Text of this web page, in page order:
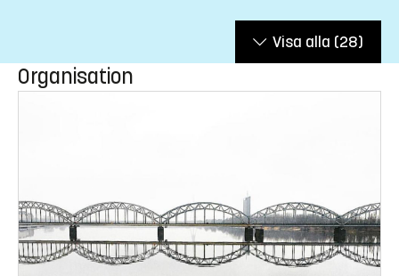
Visa alla (28)
Organisation